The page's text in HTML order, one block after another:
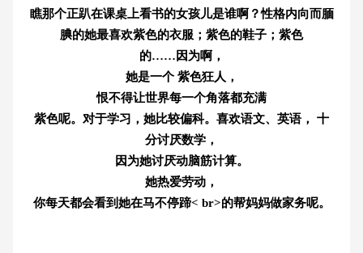
瞧那个正趴在课桌上看书的女孩儿是谁啊？性格内向而腼
腆的她最喜欢紫色的衣服；紫色的鞋子；紫色
的……因为啊，
她是一个 紫色狂人，
恨不得让世界每一个角落都充满
紫色呢。对于学习，她比较偏科。喜欢语文、英语， 十
分讨厌数学，
因为她讨厌动脑筋计算。
她热爱劳动，
你每天都会看到她在马不停蹄< br>的帮妈妈做家务呢。